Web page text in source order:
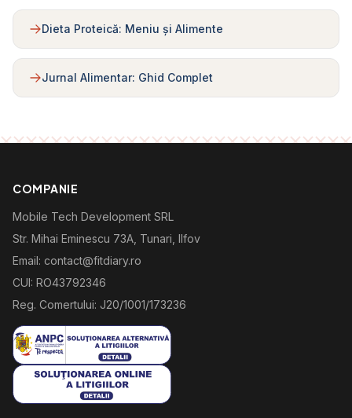
Dieta Proteică: Meniu și Alimente
Jurnal Alimentar: Ghid Complet
COMPANIE
Mobile Tech Development SRL
Str. Mihai Eminescu 73A, Tunari, Ilfov
Email: contact@fitdiary.ro
CUI: RO43792346
Reg. Comertului: J20/1001/173236